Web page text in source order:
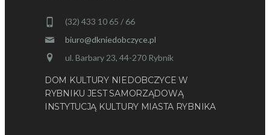
(32) 433 10 65 / 66
biuro@dkniedobczyce.pl
ul. Barbary 23, 44-270 Rybnik
DOM KULTURY NIEDOBCZYCE W
RYBNIKU JEST SAMORZĄDOWĄ
INSTYTUCJĄ KULTURY MIASTA RYBNIKA